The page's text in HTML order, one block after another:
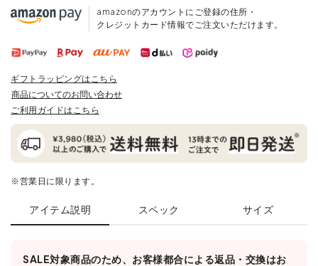
amazonのアカウントにご登録の住所・
クレジットカード情報でご注文いただけます。
ギフトラッピングはこちら
商品についてのお問い合わせ
ご利用ガイドはこちら
※営業日に限ります。
アイテム説明 スペック サイズ
SALE対象商品のため、お客様都合による返品・交換はお